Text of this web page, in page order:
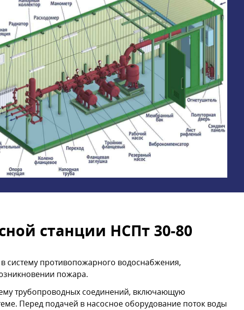
станции НСПт 30-80
систему противопожарного водоснабжения,
пожара.
трубопроводных соединений, включающую
Перед подачей в насосное оборудование поток воды